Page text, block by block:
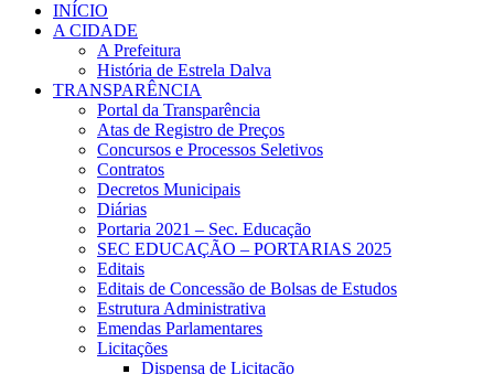
INÍCIO
A CIDADE
A Prefeitura
História de Estrela Dalva
TRANSPARÊNCIA
Portal da Transparência
Atas de Registro de Preços
Concursos e Processos Seletivos
Contratos
Decretos Municipais
Diárias
Portaria 2021 – Sec. Educação
SEC EDUCAÇÃO – PORTARIAS 2025
Editais
Editais de Concessão de Bolsas de Estudos
Estrutura Administrativa
Emendas Parlamentares
Licitações
Dispensa de Licitação